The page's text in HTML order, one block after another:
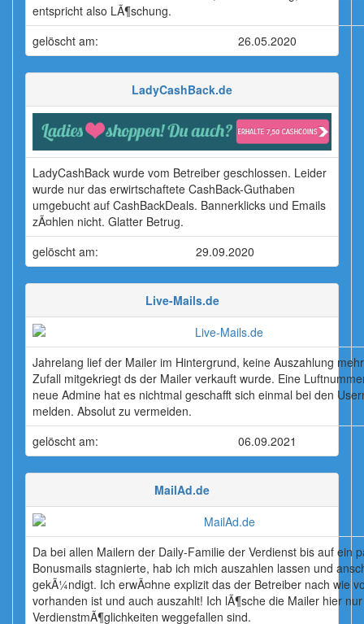
entspricht also LÃ¶schung.
gelöscht am:
26.05.2020
LadyCashBack.de
LadyCashBack wurde vom Betreiber geschlossen. Leider
wurde nur das erwirtschaftete CashBack-Guthaben
umgebucht auf CashBackDeals. Bannerklicks und Emails
zÃ¤hlen nicht. Glatter Betrug.
gelöscht am:
29.09.2020
Live-Mails.de
Jahrelang lief der Mailer im Hintergrund, keine Auszahlung
Zufall mitgekriegt ds der Mailer verkauft wurde. Eine
neue Admine hat es nichtmal geschafft sich einmal bei den
melden. Absolut zu vermeiden.
gelöscht am:
06.09.2021
MailAd.de
Da bei allen Mailern der Daily-Familie der Verdienst bis auf ein
Bonusmails stagnierte, hab ich mich auszahlen lassen und
gekÃ¼ndigt. Ich erwÃ¤hne explizit das der Betreiber nach wie
vorhanden ist und auch auszahlt! Ich lÃ¶sche die Mailer hier
VerdienstmÃ¶glichkeiten weggefallen sind.